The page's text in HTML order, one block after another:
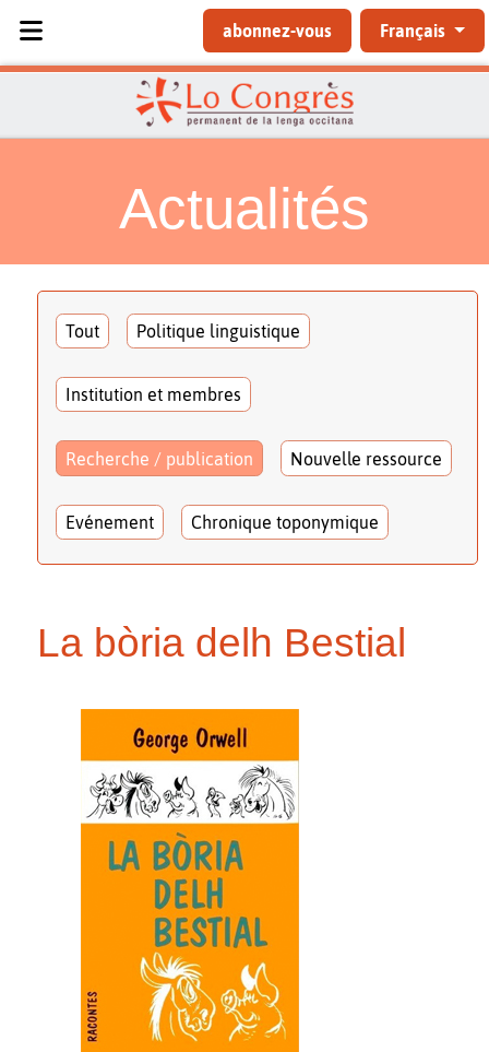
abonnez-vous Français
Actualités
Tout Politique linguistique
Institution et membres
Recherche / publication Nouvelle ressource
Evénement Chronique toponymique
La bòria delh Bestial